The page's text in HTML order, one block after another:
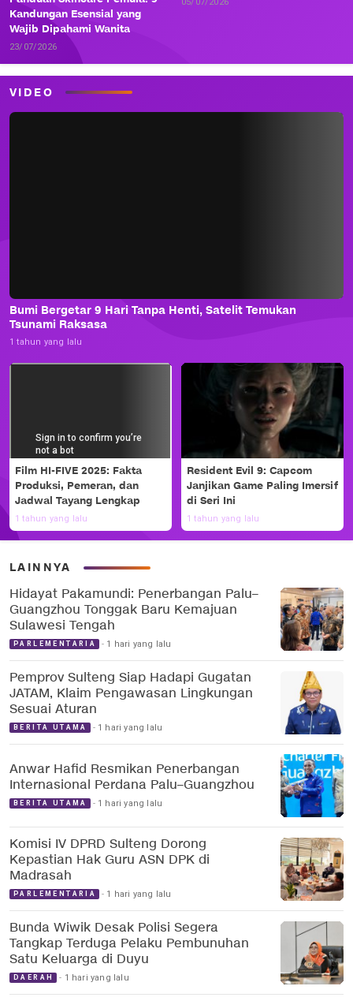
Kandungan Esensial yang
Wajib Dipahami Wanita
23/07/2026
VIDEO
Bumi Bergetar 9 Hari Tanpa Henti, Satelit Temukan
Tsunami Raksasa
1 tahun yang lalu
Film HI-FIVE 2025: Fakta
Produksi, Pemeran, dan
Jadwal Tayang Lengkap
1 tahun yang lalu
Resident Evil 9: Capcom
Janjikan Game Paling Imersif
di Seri Ini
1 tahun yang lalu
LAINNYA
Hidayat Pakamundi: Penerbangan Palu–
Guangzhou Tonggak Baru Kemajuan
Sulawesi Tengah
PARLEMENTARIA 1 hari yang lalu
Pemprov Sulteng Siap Hadapi Gugatan
JATAM, Klaim Pengawasan Lingkungan
Sesuai Aturan
BERITA UTAMA 1 hari yang lalu
Anwar Hafid Resmikan Penerbangan
Internasional Perdana Palu–Guangzhou
BERITA UTAMA 1 hari yang lalu
Komisi IV DPRD Sulteng Dorong
Kepastian Hak Guru ASN DPK di
Madrasah
PARLEMENTARIA 1 hari yang lalu
Bunda Wiwik Desak Polisi Segera
Tangkap Terduga Pelaku Pembunuhan
Satu Keluarga di Duyu
DAERAH 1 hari yang lalu